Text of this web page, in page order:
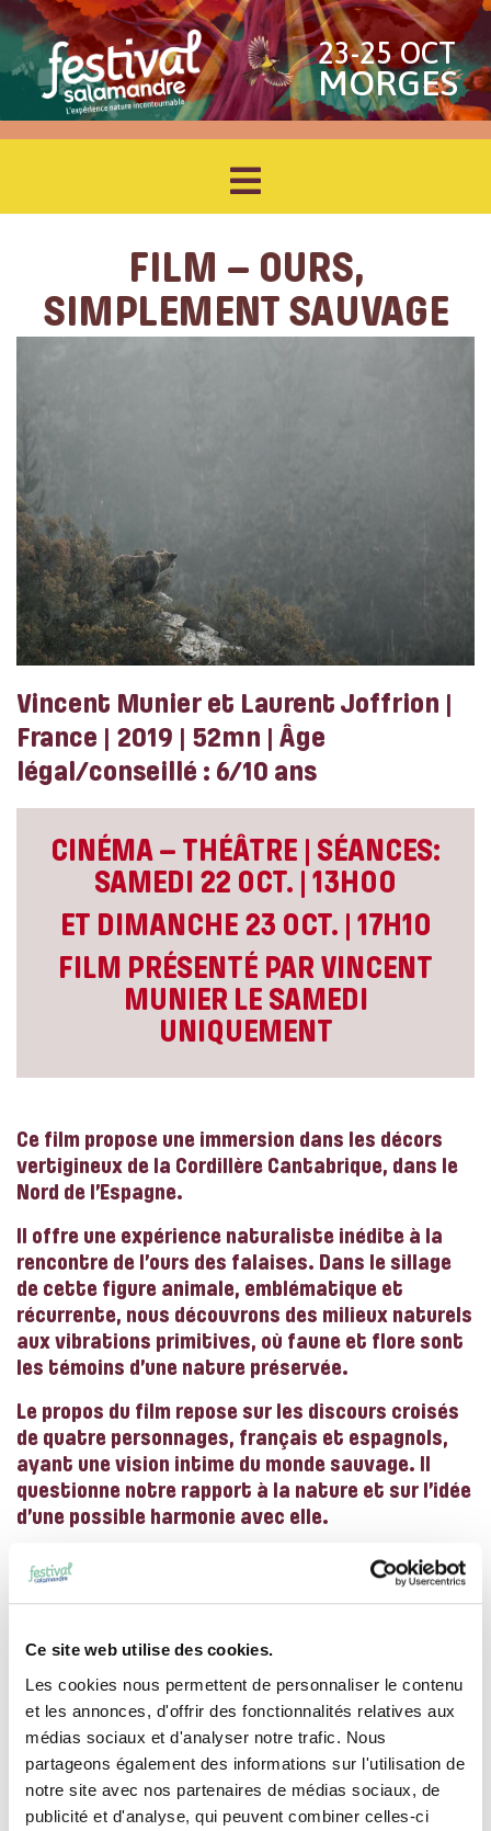
Ce site web utilise des cookies.
Les cookies nous permettent de personnaliser le contenu
et les annonces, d'offrir des fonctionnalités relatives aux
médias sociaux et d'analyser notre trafic. Nous
partageons également des informations sur l'utilisation de
notre site avec nos partenaires de médias sociaux, de
publicité et d'analyse, qui peuvent combiner celles-ci
23-25 OCT
MORGES
FILM – OURS,
SIMPLEMENT SAUVAGE
Vincent Munier et Laurent Joffrion |
France | 2019 | 52mn | Âge
légal/conseillé : 6/10 ans
CINÉMA – THÉÂTRE | SÉANCES:
SAMEDI 22 OCT. | 13H00
ET DIMANCHE 23 OCT. | 17H10
FILM PRÉSENTÉ PAR VINCENT
MUNIER LE SAMEDI
UNIQUEMENT
Ce film propose une immersion dans les décors
vertigineux de la Cordillère Cantabrique, dans le
Nord de l’Espagne.
Il offre une expérience naturaliste inédite à la
rencontre de l’ours des falaises. Dans le sillage
de cette figure animale, emblématique et
récurrente, nous découvrons des milieux naturels
aux vibrations primitives, où faune et flore sont
les témoins d’une nature préservée.
Le propos du film repose sur les discours croisés
de quatre personnages, français et espagnols,
ayant une vision intime du monde sauvage. Il
questionne notre rapport à la nature et sur l’idée
d’une possible harmonie avec elle.
Âge légal 6 ans, âge suggéré 10 ans (OCCF –
Canton de Vaud)